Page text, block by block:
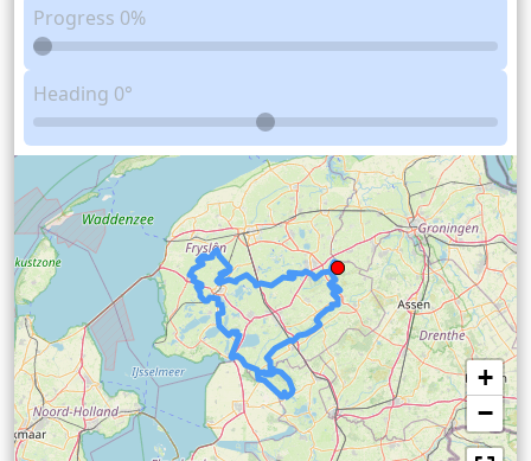
Progress 0%
Heading 0°
+
−